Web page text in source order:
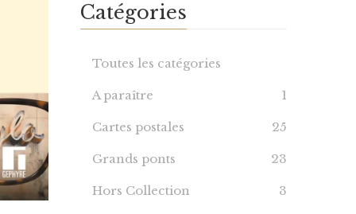
Catégories
Toutes les catégories
A paraître 1
Cartes postales 25
Grands ponts 23
Hors Collection 3